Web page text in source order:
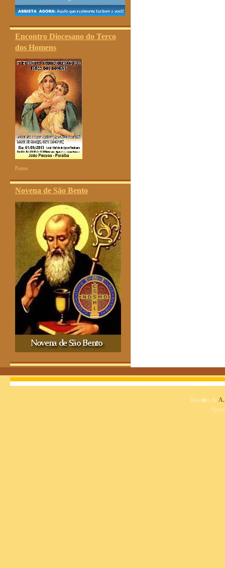
Encontro Diocesano do Terço
dos Homens
Fotos
Novena de São Bento
Dise�o de